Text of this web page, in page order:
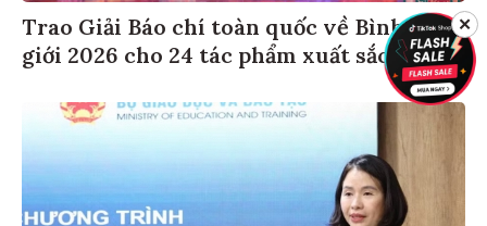
Trao Giải Báo chí toàn quốc về Bình đẳng
giới 2026 cho 24 tác phẩm xuất sắc
✕